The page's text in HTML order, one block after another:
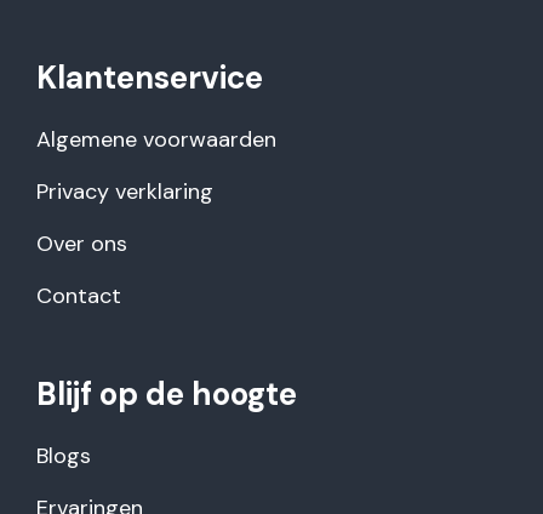
Klantenservice
Algemene voorwaarden
Privacy verklaring
Over ons
Contact
Blijf op de hoogte
Blogs